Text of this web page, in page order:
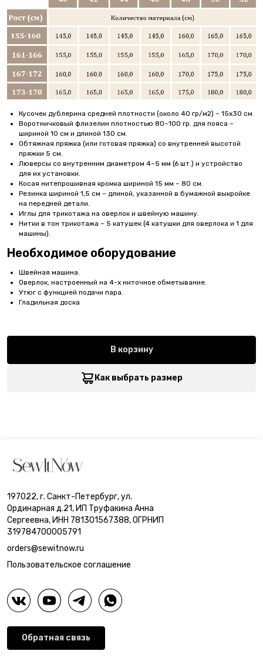
Кусочек дублерина средней плотности (около 40 гр/м2) – 15х30 см.
Воротничковый флизелин плотностью 80–100 гр. для пояса –
шириной 10 см и длиной 130 см.
Обтяжная пряжка (или готовая пряжка) со внутренней высотой
пряжки 5 см.
Люверсы со внутренним диаметром 4–5 мм (6 шт.) и устройство
для их установки.
Косая нитепрошивная кромка шириной 15 мм – 80 см.
Резинка шириной 1,5 см – длиной, указанной в бумажной выкройке
на передней детали.
Иглы для трикотажа на оверлок и швейную машину.
Нитки в тон трикотажа – 5 катушек (4 катушки для оверлока и 1 для
машины).
Необходимое оборудование
Швейная машина.
Оверлок, настроенный на 4-х ниточное обметывание.
Утюг с функцией подачи пара.
Гладильная доска
В корзину
Как выбрать размер
197022, г. Санкт-Петербург, ул.
Ординарная д.21, ИП Труфакина Анна
Сергеевна, ИНН 781301567388, ОГРНИП
319784700005791
orders@sewitnow.ru
Пользовательское соглашение
Обратная связь